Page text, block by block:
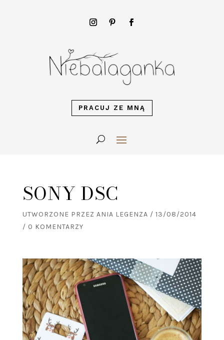
PRACUJ ZE MNĄ
SONY DSC
UTWORZONE PRZEZ ANIA LEGENZA / 13/08/2014
/ 0 KOMENTARZY